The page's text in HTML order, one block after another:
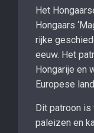
Het
Hongaars
rijke
eeuw. Het
Hongarije en
Europese
Dit patroon is
paleizen en